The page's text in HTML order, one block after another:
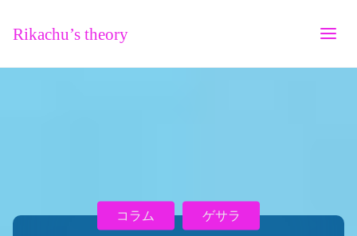
Rikachu’s theory
コラム ゲサラ